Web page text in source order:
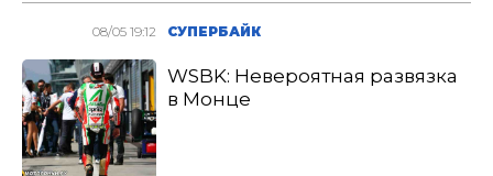
08/05 19:12 СУПЕРБАЙК
WSBK: Невероятная развязка
в Монце